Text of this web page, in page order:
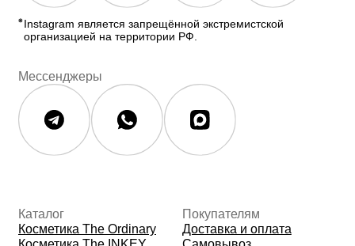
Юридическая документация
Публичная оферта
Политика конфиденциальности
Политика возврата и обмена
Данные о компании